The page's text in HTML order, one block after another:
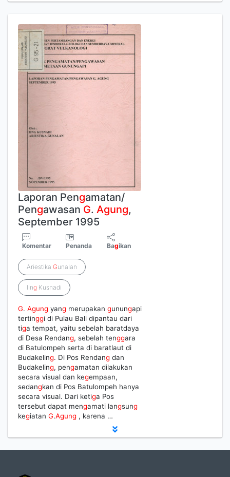
Laporan Pengamatan/
Pengawasan G. Agung,
September 1995
Komentar Penanda Bagikan
Ariestika Gunalan
Iing Kusnadi
G. Agung yang merupakan gunungapi
tertinggi di Pulau Bali dipantau dari
tiga tempat, yaitu sebelah baratdaya
di Desa Rendang, sebelah tenggara
di Batulompeh serta di baratlaut di
Budakeling. Di Pos Rendang dan
Budakeling, pengamatan dilakukan
secara visual dan kegempaan,
sedangkan di Pos Batulompeh hanya
secara visual. Dari ketiga Pos
tersebut dapat mengamati langsung
kegiatan G.Agung , karena …